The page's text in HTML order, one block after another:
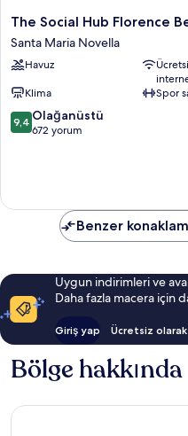
The
Social
Hub
Florence
Belfiore
Santa
Maria
Novella
The Social Hub Florence
Santa Maria Novella
Havuz
Klima
Spor
10
üzerinden
9,4 Olağanüstü
672 yorum
Benzer
Uygun indirimleri ve
Daha fazla macera için
Giriş yap Ücretsiz
Bölge hakkında